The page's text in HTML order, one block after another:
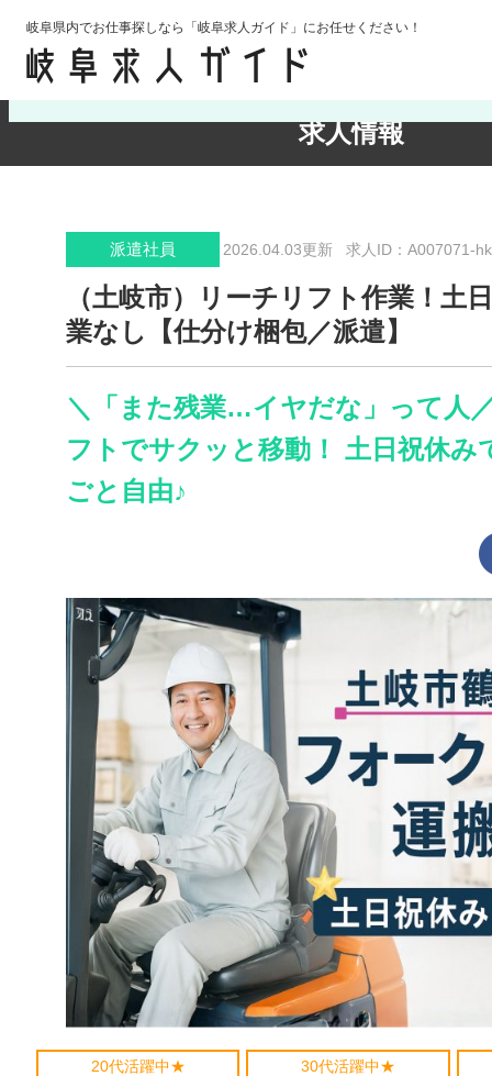
岐阜県内でお仕事探しなら「岐阜求人ガイド」にお任せください！
求人情報
検索条件の確認・変更
派遣社員 2026.04.03更新 求人ID：A007071-
（土岐市）リーチリフト作業！土
業なし【仕分け梱包／派遣】
＼「また残業…イヤだな」って人
フトでサクッと移動！ 土日祝休み
ごと自由♪
20代活躍中★ 30代活躍中★